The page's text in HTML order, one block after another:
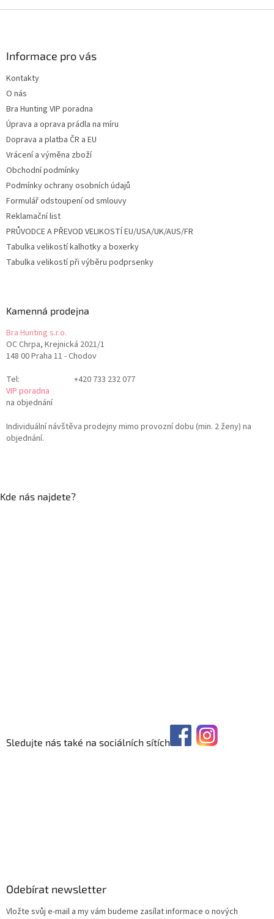
Informace pro vás
Kontakty
O nás
Bra Hunting VIP poradna
Úprava a oprava prádla na míru
Doprava a platba ČR a EU
Vrácení a výměna zboží
Obchodní podmínky
Podmínky ochrany osobních údajů
Formulář odstoupení od smlouvy
Reklamační list
PRŮVODCE A PŘEVOD VELIKOSTÍ EU/USA/UK/AUS/FR
Tabulka velikostí kalhotky a boxerky
Tabulka velikostí při výběru podprsenky
Kamenná prodejna
Bra Hunting s.r.o.
OC Chrpa, Krejnická 2021/1
148 00 Praha 11 - Chodov
Tel:
+420 733 232 077
VIP poradna
na objednání
Individuální návštěva prodejny mimo provozní dobu (min. 2 ženy) na
objednání.
Kde nás najdete?
Sledujte nás také na sociálních sítích
Odebírat newsletter
Vložte svůj e-mail a my vám budeme zasílat informace o nových